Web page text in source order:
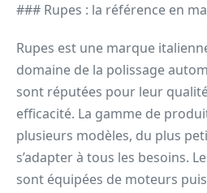
### Rupes : la référence en
Rupes est une marque
domaine de la polissage
sont réputées pour leur
efficacité. La gamme de
plusieurs modèles, du plus
s’adapter à tous les besoins.
sont équipées de moteurs